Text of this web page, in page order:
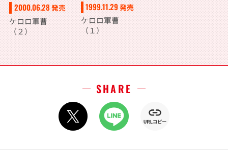
2000.06.28 発売
ケロロ軍曹
（２）
1999.11.29発売
ケロロ軍曹
（１）
SHARE